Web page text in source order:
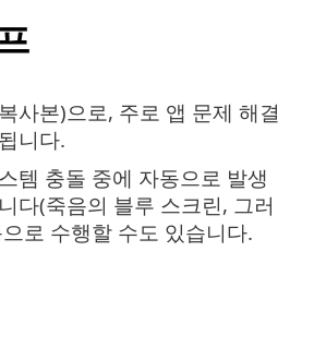
사본)으로, 주로 앱 문제 해결
니다.
템 충돌 중에 자동으로 발생
다(죽음의 블루 스크린, 그러
로 수행할 수도 있습니다.